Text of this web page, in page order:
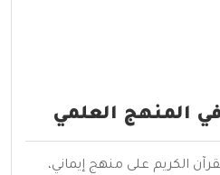
المنهج العلمي
الكريم على منهج إيماني،